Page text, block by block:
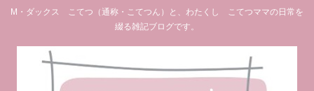
M・ダックス こてつ（通称・こてつん）と、わたくし こてつママの日常を
綴る雑記ブログです。